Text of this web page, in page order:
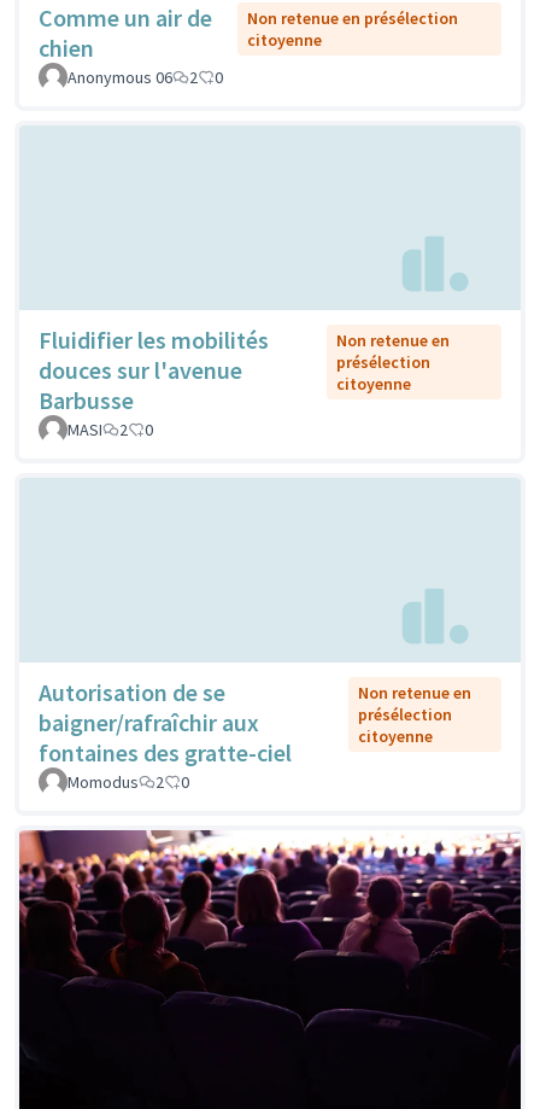
Comme un air de
chien
Non retenue en présélection
citoyenne
Anonymous 06
2 0
Fluidifier les mobilités
douces sur l'avenue
Barbusse
Non retenue en
présélection
citoyenne
MASI 2 0
Autorisation de se
baigner/rafraîchir aux
fontaines des gratte-ciel
Non retenue en
présélection
citoyenne
Momodus 2 0